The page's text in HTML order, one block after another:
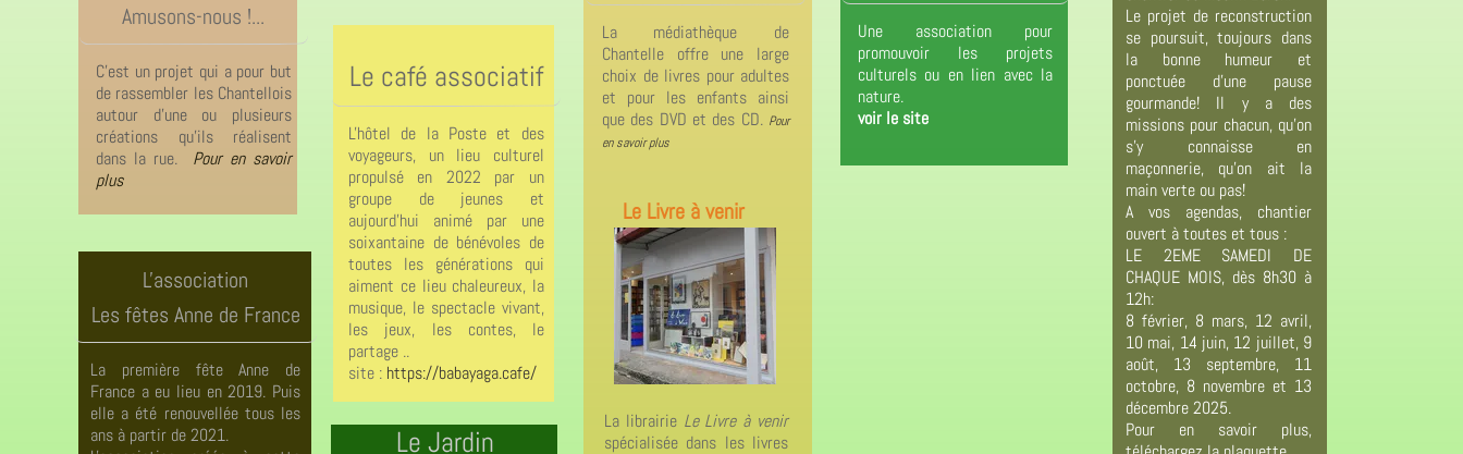
Le projet de reconstruction
se poursuit, toujours dans
la bonne humeur et
ponctuée d'une pause
gourmande! Il y a des
missions pour chacun, qu'on
s'y connaisse en
maçonnerie, qu'on ait la
main verte ou pas!
A vos agendas, chantier
ouvert à toutes et tous :
LE 2EME SAMEDI DE
CHAQUE MOIS, dès 8h30 à
12h:
8 février, 8 mars, 12 avril,
10 mai, 14 juin, 12 juillet, 9
août, 13 septembre, 11
octobre, 8 novembre et 13
décembre 2025.
Pour en savoir plus,
La médiathèque de
Chantelle offre une large
choix de livres pour adultes
et pour les enfants ainsi
que des DVD et des CD. Pour
en savoir plus
Une association pour
promouvoir les projets
culturels ou en lien avec la
nature.
voir le site
Amusons-nous !...
C'est un projet qui a pour but
de rassembler les Chantellois
autour d'une ou plusieurs
créations qu'ils réalisent
dans la rue. Pour en savoir
plus
Le café associatif
L'hôtel de la Poste et des
voyageurs, un lieu culturel
propulsé en 2022 par un
groupe de jeunes et
aujourd'hui animé par une
soixantaine de bénévoles de
toutes les générations qui
aiment ce lieu chaleureux, la
musique, le spectacle vivant,
les jeux, les contes, le
partage ..
site : https://babayaga.cafe/
Le Livre à venir
L'association
Les fêtes Anne de France
La première fête Anne de
France a eu lieu en 2019. Puis
elle a été renouvellée tous les
ans à partir de 2021.
La librairie Le Livre à venir
spécialisée dans les livres
Le Jardin